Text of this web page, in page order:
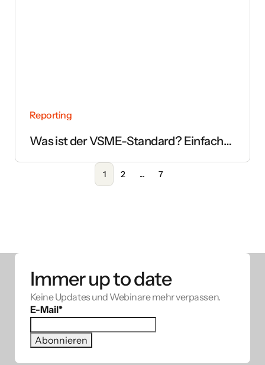
Reporting
Was ist der VSME-Standard? Einfach
1 2 ... 7
Immer up to date
Keine Updates und Webinare mehr verpassen.
E-Mail*